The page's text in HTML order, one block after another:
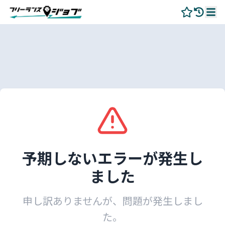
予期しないエラーが発生し
ました
申し訳ありませんが、問題が発生しまし
た。